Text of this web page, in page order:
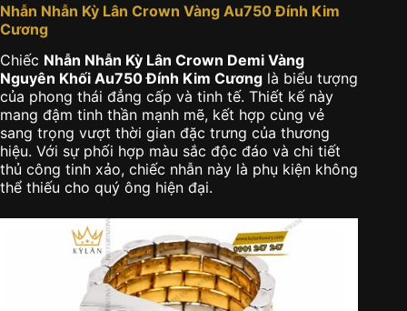
Nhẫn Nhẫn Kỳ Lân Crown Vàng Au750 Đính Kim
Cương
Chiếc Nhẫn Nhẫn Kỳ Lân Crown Demi Vàng
Nguyên Khối Au750 Đính Kim Cương là biểu tượng
của phong thái đẳng cấp và tinh tế. Thiết kế này
mang đậm tinh thần mạnh mẽ, kết hợp cùng vẻ
sang trọng vượt thời gian đặc trưng của thương
hiệu. Với sự phối hợp màu sắc độc đáo và chi tiết
thủ công tinh xảo, chiếc nhẫn này là phụ kiện không
thể thiếu cho quý ông hiện đại.